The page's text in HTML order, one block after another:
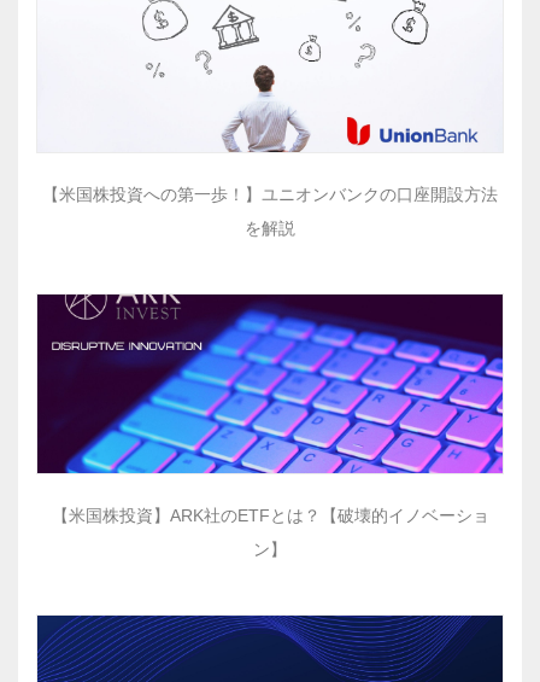
【米国株投資への第一歩！】ユニオンバンクの口座開設方法
を解説
【米国株投資】ARK社のETFとは？【破壊的イノベーショ
ン】